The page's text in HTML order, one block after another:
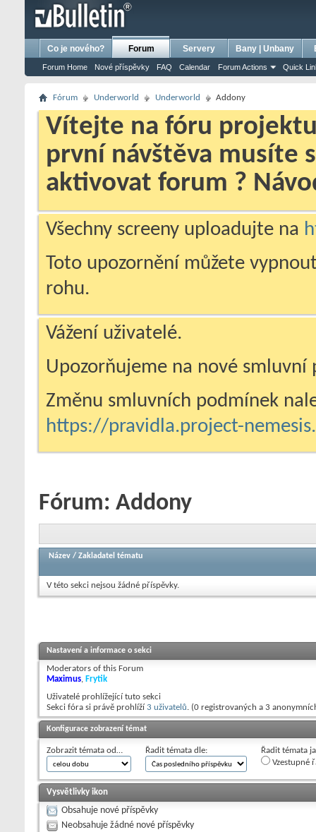
Co je nového? Forum
Forum Home Nové příspěvky FAQ Calendar Forum Actions Quick
Servery Bany | Unbany
Fórum Underworld Underworld Addony
Vítejte na fóru projektu
první návštěva musíte
aktivovat forum ?
Všechny screeny uploadujte na
Toto upozornění můžete
rohu.
Vážení uživatelé.
Upozorňujeme na nové smluvní
Změnu smluvních podmínek
https://pravidla.project-
Fórum: Addony
Název / Zakladatel tématu
V této sekci nejsou žádné příspěvky.
Nastavení a informace o sekci
Moderators of this Forum
Maximus, Frytik
Uživatelé prohlížející tuto sekci
Sekci fóra si právě prohlíží3 uživatelů. (0 registrovaných a 3
Konfigurace zobrazení témat
Zobrazit témata od… Řadit témata dle:
Řadit témata
Vzestupné
Vysvětlivky ikon
Obsahuje nové příspěvky
Neobsahuje žádné nové příspěvky